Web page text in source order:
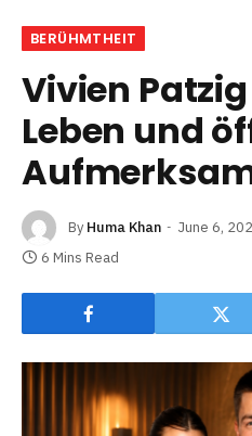
BERÜHMTHEIT
Vivien
Leben und
By Huma Khan June 6,
6 Mins Read